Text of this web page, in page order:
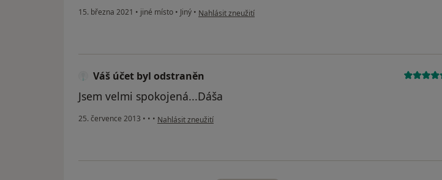
15. března 2021 • jiné místo • Jiný • podle názoru uživatele Š.P.
Nahlásit zneužití
Váš účet byl odstraněn
Jsem velmi spokojená...Dáša
25. července 2013 • • • podle názoru uživatele Váš účet byl odstraněn
Nahlásit zneužití